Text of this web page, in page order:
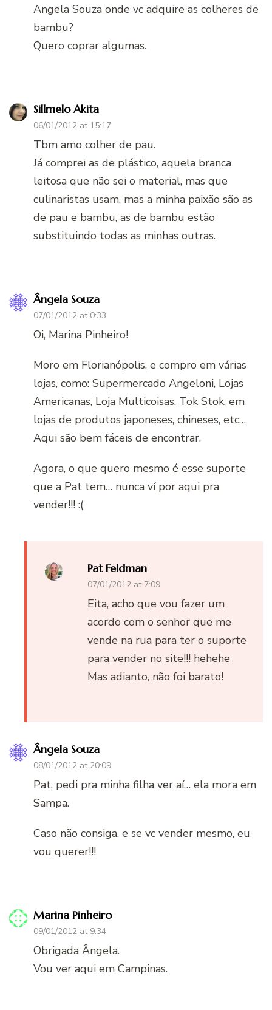
Angela Souza onde vc adquire as colheres de
bambu?
Quero coprar algumas.
Sillmelo Akita
06/01/2012 at 15:17
Tbm amo colher de pau.
Já comprei as de plástico, aquela branca
leitosa que não sei o material, mas que
culinaristas usam, mas a minha paixão são as
de pau e bambu, as de bambu estão
substituindo todas as minhas outras.
Ângela Souza
07/01/2012 at 0:33
Oi, Marina Pinheiro!
Moro em Florianópolis, e compro em várias
lojas, como: Supermercado Angeloni, Lojas
Americanas, Loja Multicoisas, Tok Stok, em
lojas de produtos japoneses, chineses, etc…
Aqui são bem fáceis de encontrar.
Agora, o que quero mesmo é esse suporte
que a Pat tem… nunca ví por aqui pra
vender!!! :(
Pat Feldman
07/01/2012 at 7:09
Eita, acho que vou fazer um
acordo com o senhor que me
vende na rua para ter o suporte
para vender no site!!! hehehe
Mas adianto, não foi barato!
Ângela Souza
08/01/2012 at 20:09
Pat, pedi pra minha filha ver aí… ela mora em
Sampa.
Caso não consiga, e se vc vender mesmo, eu
vou querer!!!
Marina Pinheiro
09/01/2012 at 9:34
Obrigada Ângela.
Vou ver aqui em Campinas.